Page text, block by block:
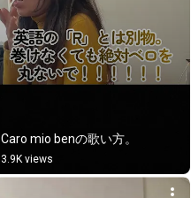
Caro mio benの歌い方。
3.9K views